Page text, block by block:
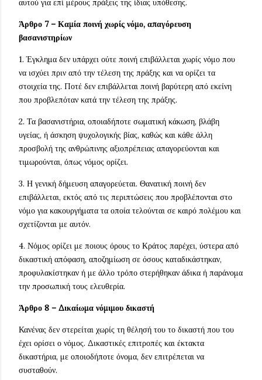
αυτού για επί μέρους πράξεις της ίδιας υπόθεσης.
Άρθρο 7 – Καμία ποινή χωρίς νόμο, απαγόρευση
βασανιστηρίων
1. Έγκλημα δεν υπάρχει ούτε ποινή επιβάλλεται χωρίς νόμο που
να ισχύει πριν από την τέλεση της πράξης και να ορίζει τα
στοιχεία της. Ποτέ δεν επιβάλλεται ποινή βαρύτερη από εκείνη
που προβλεπόταν κατά την τέλεση της πράξης.
2. Τα βασανιστήρια, οποιαδήποτε σωματική κάκωση, βλάβη
υγείας, ή άσκηση ψυχολογικής βίας, καθώς και κάθε άλλη
προσβολή της ανθρώπινης αξιοπρέπειας απαγορεύονται και
τιμωρούνται, όπως νόμος ορίζει.
3. Η γενική δήμευση απαγορεύεται. Θανατική ποινή δεν
επιβάλλεται, εκτός από τις περιπτώσεις που προβλέπονται στο
νόμο για κακουργήματα τα οποία τελούνται σε καιρό πολέμου και
σχετίζονται με αυτόν.
4. Νόμος ορίζει με ποιους όρους το Κράτος παρέχει, ύστερα από
δικαστική απόφαση, αποζημίωση σε όσους καταδικάστηκαν,
προφυλακίστηκαν ή με άλλο τρόπο στερήθηκαν άδικα ή παράνομα
την προσωπική τους ελευθερία.
Άρθρο 8 – Δικαίωμα νόμιμου δικαστή
Κανένας δεν στερείται χωρίς τη θέλησή του το δικαστή που του
έχει ορίσει ο νόμος. Δικαστικές επιτροπές και έκτακτα
δικαστήρια, με οποιοδήποτε όνομα, δεν επιτρέπεται να
συσταθούν.